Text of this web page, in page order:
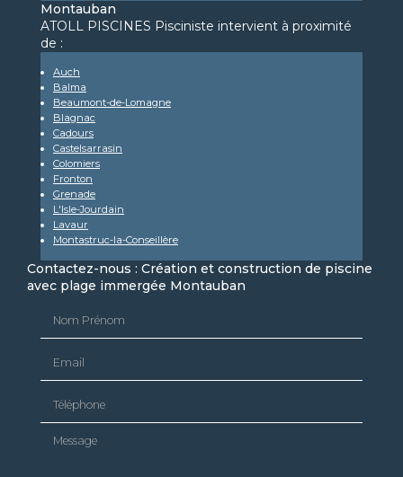
Montauban
ATOLL PISCINES Pisciniste intervient à proximité
de :
Auch
Balma
Beaumont-de-Lomagne
Blagnac
Cadours
Castelsarrasin
Colomiers
Fronton
Grenade
L'Isle-Jourdain
Lavaur
Montastruc-la-Conseillère
Contactez-nous : Création et construction de piscine
avec plage immergée Montauban
Message